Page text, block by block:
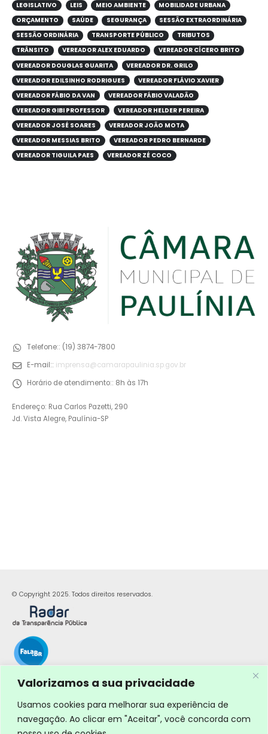
Valorizamos a sua privacidade
Usamos cookies para melhorar sua experiência de
navegação. Ao clicar em "Aceitar", você concorda com
LEGISLATIVO
LEIS MEIO AMBIENTE
MOBILIDADE URBANA
ORÇAMENTO
SAÚDE SEGURANÇA
SESSÃO EXTRAORDINÁRIA
SESSÃO ORDINÁRIA
TRANSPORTE PÚBLICO
TRIBUTOS
TRÂNSITO
VEREADOR ALEX EDUARDO
VEREADOR CÍCERO BRITO
VEREADOR DOUGLAS GUARITA
VEREADOR DR. GRILO
VEREADOR EDILSINHO RODRIGUES
VEREADOR FLÁVIO XAVIER
VEREADOR FÁBIO DA VAN
VEREADOR FÁBIO VALADÃO
VEREADOR GIBI PROFESSOR
VEREADOR HELDER PEREIRA
VEREADOR JOSÉ SOARES
VEREADOR JOÃO MOTA
VEREADOR MESSIAS BRITO
VEREADOR PEDRO BERNARDE
VEREADOR TIGUILA PAES
VEREADOR ZÉ COCO
Telefone:: (19) 3874-7800
E-mail:: imprensa@camarapaulinia.sp.gov.br
Horário de atendimento:: 8h às 17h
Endereço: Rua Carlos Pazetti, 290
Jd. Vista Alegre, Paulínia-SP
© Copyright 2025. Todos direitos reservados.